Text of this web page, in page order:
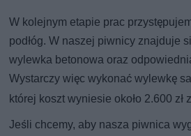
W kolejnym etapie prac
podłóg. W naszej piwnicy znajduje
wylewka betonowa oraz
Wystarczy więc wykonać wylewkę
której koszt wyniesie około 2.600 zł
Jeśli chcemy, aby nasza piwnica